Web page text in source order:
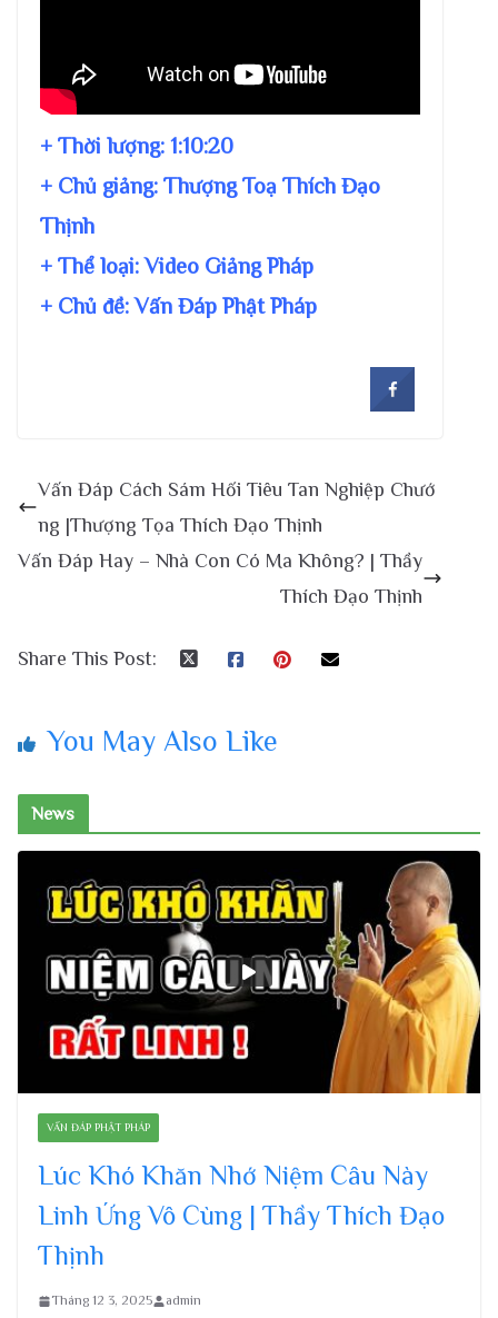
+ Thời lượng: 1:10:20
+ Chủ giảng: Thượng Toạ Thích Đạo
Thịnh
+ Thể loại: Video Giảng Pháp
+ Chủ đề:Vấn Đáp Phật Pháp
Vấn Đáp Cách Sám Hối Tiêu Tan Nghiệp Chướ
ng |Thượng Tọa Thích Đạo Thịnh
Vấn Đáp Hay – Nhà Con Có Ma Không? | Thầy
Thích Đạo Thịnh
Share This Post:
You May Also Like
News
VẤN ĐÁP PHẬT PHÁP
Lúc Khó Khăn Nhớ Niệm Câu Này
Linh Ứng Vô Cùng | Thầy Thích Đạo
Thịnh
Tháng 12 3, 2025 admin